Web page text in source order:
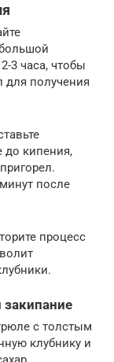
3 часа, чтобы
для получения
до кипения,
после
процесс
с толстым
клубнику и